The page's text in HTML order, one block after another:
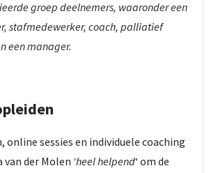
groep deelnemers, waaronder een
stafmedewerker, coach, palliatief
een manager.
online sessies en individuele coaching
van der Molen ‘heel helpend‘ om de